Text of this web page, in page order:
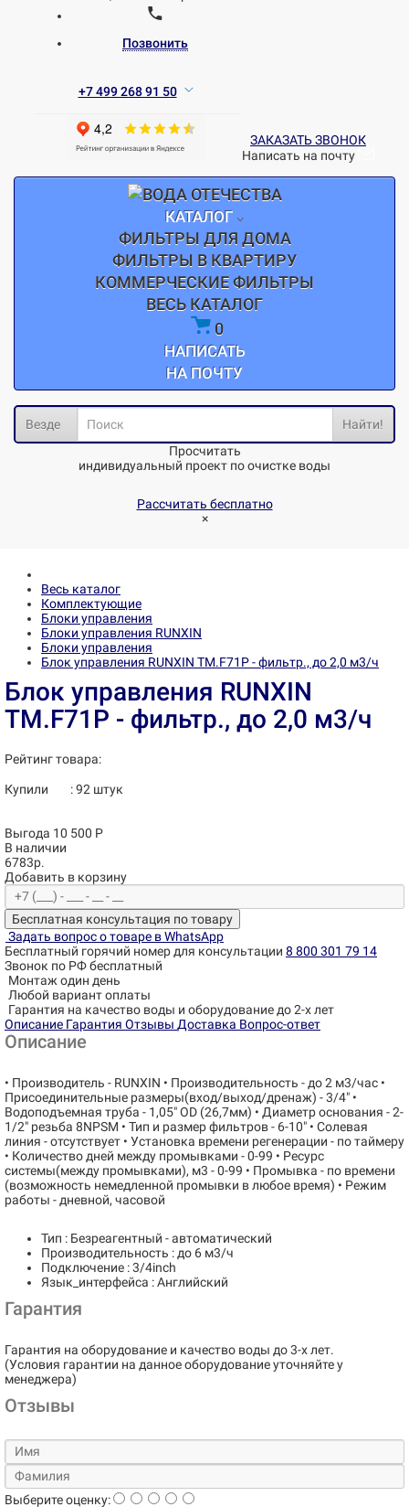
Позвонить
+7 499 268 91 50
ЗАКАЗАТЬ ЗВОНОК
Написать на почту
КАТАЛОГ
ФИЛЬТРЫ ДЛЯ ДОМА
ФИЛЬТРЫ В КВАРТИРУ
КОММЕРЧЕСКИЕ ФИЛЬТРЫ
ВЕСЬ КАТАЛОГ
0
НАПИСАТЬ
НА ПОЧТУ
Везде
Найти!
Просчитать
индивидуальный проект по очистке воды
Рассчитать бесплатно
×
Весь каталог
Комплектующие
Блоки управления
Блоки управления RUNXIN
Блоки управления
Блок управления RUNXIN TM.F71P - фильтр., до 2,0 м3/ч
Блок управления RUNXIN
TM.F71P - фильтр., до 2,0 м3/ч
Рейтинг товара:
Купили :92 штук
Выгода 10 500 Р
В наличии
6783р.
Добавить в корзину
Бесплатная консультация по товару
Задать вопрос о товаре в WhatsApp
Бесплатный горячий номер для консультации 8 800 301 79 14
Звонок по РФ бесплатный
Монтаж один день
Любой вариант оплаты
Гарантия на качество воды и оборудование до 2-х лет
Описание Гарантия Отзывы Доставка Вопрос-ответ
Описание
• Производитель - RUNXIN • Производительность - до 2 м3/час •
Присоединительные размеры(вход/выход/дренаж) - 3/4" •
Водоподъемная труба - 1,05" OD (26,7мм) • Диаметр основания - 2-
1/2" резьба 8NPSM • Тип и размер фильтров - 6-10" • Солевая
линия - отсутствует • Установка времени регенерации - по таймеру
• Количество дней между промывками - 0-99 • Ресурс
системы(между промывками), м3 - 0-99 • Промывка - по времени
(возможность немедленной промывки в любое время) • Режим
работы - дневной, часовой
Тип : Безреагентный - автоматический
Производительность : до 6 м3/ч
Подключение : 3/4inch
Язык_интерфейса : Английский
Гарантия
Гарантия на оборудование и качество воды до 3-х лет.
(Условия гарантии на данное оборудование уточняйте у
менеджера)
Отзывы
Выберите оценку: